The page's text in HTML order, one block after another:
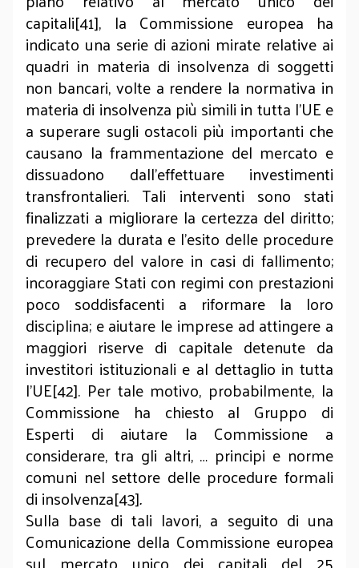
capitali[41], la Commissione europea ha
indicato una serie di azioni mirate relative ai
quadri in materia di insolvenza di soggetti
non bancari, volte a rendere la normativa in
materia di insolvenza più simili in tutta l'UE e
a superare sugli ostacoli più importanti che
causano la frammentazione del mercato e
dissuadono dall'effettuare investimenti
transfrontalieri. Tali interventi sono stati
finalizzati a migliorare la certezza del diritto;
prevedere la durata e l'esito delle procedure
di recupero del valore in casi di fallimento;
incoraggiare Stati con regimi con prestazioni
poco soddisfacenti a riformare la loro
disciplina; e aiutare le imprese ad attingere a
maggiori riserve di capitale detenute da
investitori istituzionali e al dettaglio in tutta
l'UE[42]. Per tale motivo, probabilmente, la
Commissione ha chiesto al Gruppo di
Esperti di aiutare la Commissione a
considerare, tra gli altri, … principi e norme
comuni nel settore delle procedure formali
di insolvenza[43].
Sulla base di tali lavori, a seguito di una
Comunicazione della Commissione europea